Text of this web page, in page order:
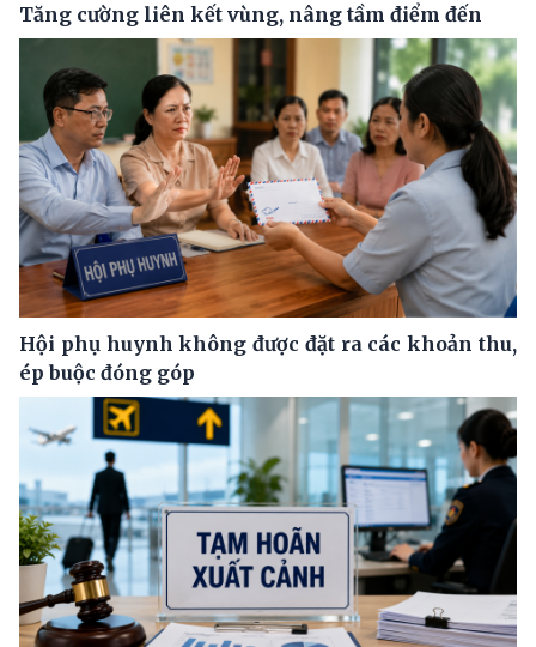
Tăng cường liên kết vùng, nâng tầm điểm đến
Hội phụ huynh không được đặt ra các khoản thu,
ép buộc đóng góp